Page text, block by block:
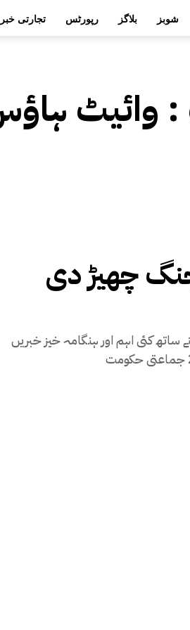
تجارتی رپورٹس بلاگز شوبز
: وائیٹ
چھیڑ دی
: طیبہ بخاری نیا سال 2025اپنے ساتھ کئی اہم اور ہنگامہ خیز خبریں